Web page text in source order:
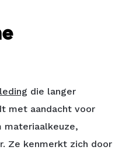
die langer
met aandacht voor
materiaalkeuze,
Ze kenmerkt zich door